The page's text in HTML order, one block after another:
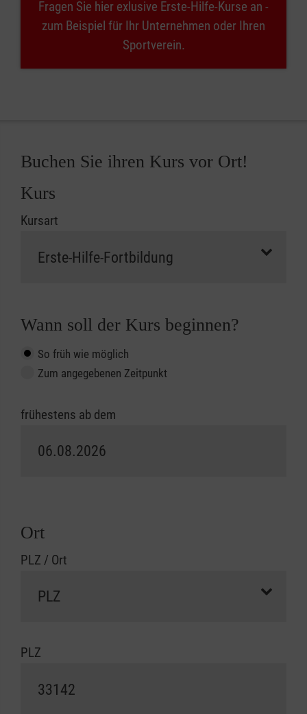
Fragen Sie hier exlusive Erste-Hilfe-Kurse an -
zum Beispiel für Ihr Unternehmen oder Ihren
Sportverein.
Buchen Sie ihren Kurs vor Ort!
Kurs
Kursart
Wann soll der Kurs beginnen?
So früh wie möglich
Zum angegebenen Zeitpunkt
frühestens ab dem
Ort
PLZ / Ort
PLZ